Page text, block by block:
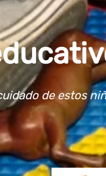
de estos